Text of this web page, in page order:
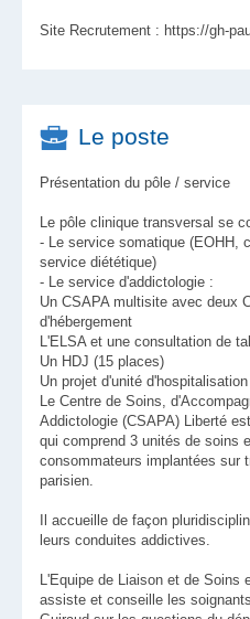
Site Recrutement : https://gh-
Le poste
Présentation du pôle / service
Le pôle clinique transversal se
- Le service somatique (EOHH,
service diététique)
- Le service d'addictologie :
Un CSAPA multisite avec deux
d'hébergement
L'ELSA et une consultation de
Un HDJ (15 places)
Un projet d'unité
Le Centre de Soins,
Addictologie (CSAPA) Liberté
qui comprend 3 unités de soins
consommateurs implantées sur
parisien.
Il accueille de façon
leurs conduites addictives.
L'Equipe de Liaison et de Soins
assiste et conseille les